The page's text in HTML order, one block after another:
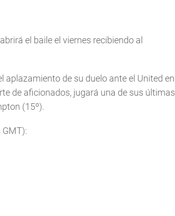
el baile el viernes recibiendo al
de su duelo ante el United en
de aficionados, jugará una de sus últimas
(15º).